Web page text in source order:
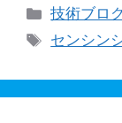
カ
テ
リ
ー
技術ブロ
タ
センシン